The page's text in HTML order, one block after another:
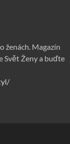
ženách. Magazín
Svět Ženy a buďte